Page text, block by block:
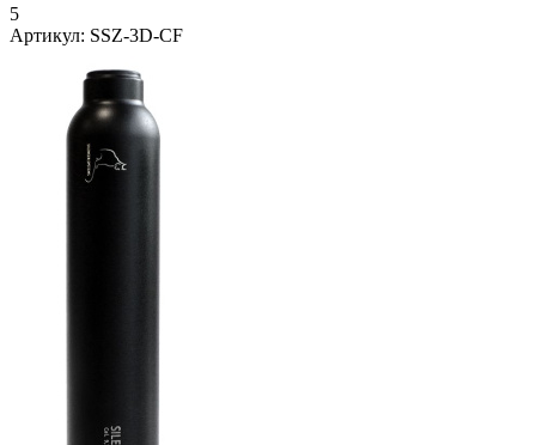
5
Артикул: SSZ-3D-CF